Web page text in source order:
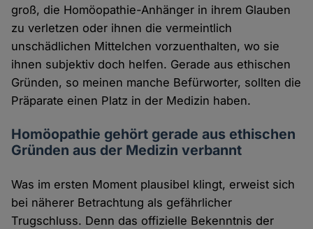
groß, die Homöopathie-Anhänger in ihrem Glauben
zu verletzen oder ihnen die vermeintlich
unschädlichen Mittelchen vorzuenthalten, wo sie
ihnen subjektiv doch helfen. Gerade aus ethischen
Gründen, so meinen manche Befürworter, sollten die
Präparate einen Platz in der Medizin haben.
Homöopathie gehört gerade aus ethischen
Gründen aus der Medizin verbannt
Was im ersten Moment plausibel klingt, erweist sich
bei näherer Betrachtung als gefährlicher
Trugschluss. Denn das offizielle Bekenntnis der